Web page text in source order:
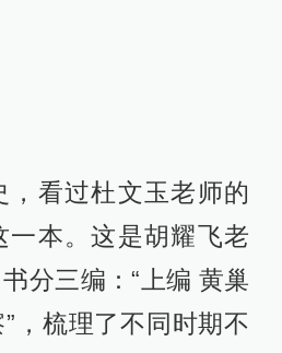
，看过杜文玉老师的
一本。这是胡耀飞老
分三编：“上编 黄巢
，梳理了不同时期不